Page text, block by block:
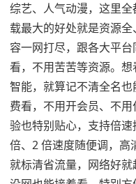
综艺、人气动漫，这里
载最大的好处就是资源
容一网打尽，跟各大平
看，不用苦苦等资源。
智能，就算记不清全名
费看，不用开会员、不
验也特别贴心，支持倍
倍、2 倍速度随便调，高
就标清省流量，网络好